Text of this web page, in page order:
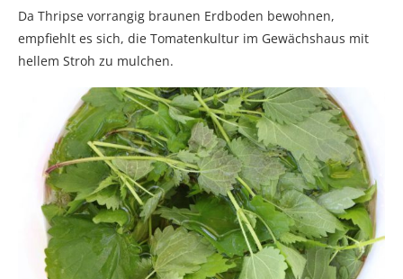
Da Thripse vorrangig braunen Erdboden bewohnen,
empfiehlt es sich, die Tomatenkultur im Gewächshaus mit
hellem Stroh zu mulchen.